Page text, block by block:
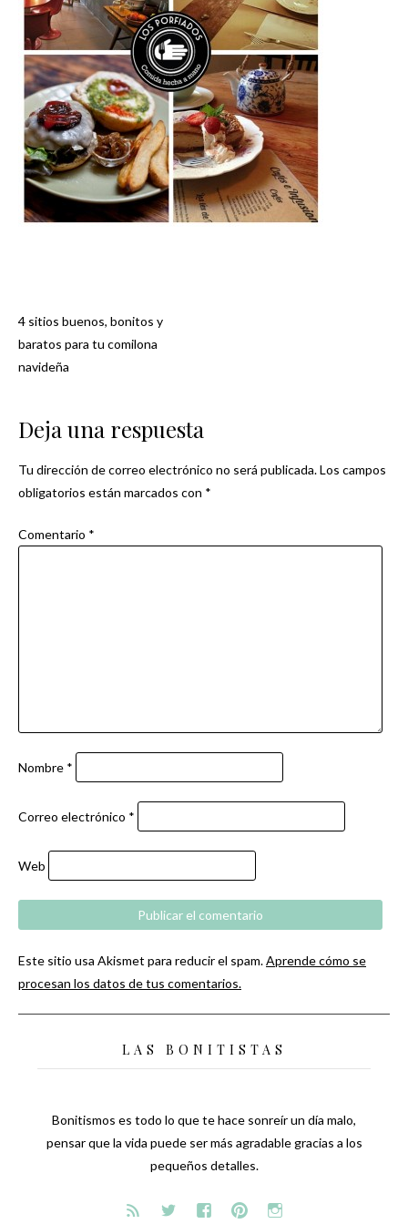
Navegación
de
entradas
4 sitios buenos, bonitos y
baratos para tu comilona
navideña
Deja una respuesta
Tu dirección de correo electrónico no será publicada.Los campos
obligatorios están marcados con *
Comentario *
Nombre *
Correo electrónico *
Web
Este sitio usa Akismet para reducir el spam.Aprende cómo se
procesan los datos de tus comentarios.
LAS BONITISTAS
Bonitismos es todo lo que te hace sonreír un día malo,
pensar que la vida puede ser más agradable gracias a los
pequeños detalles.